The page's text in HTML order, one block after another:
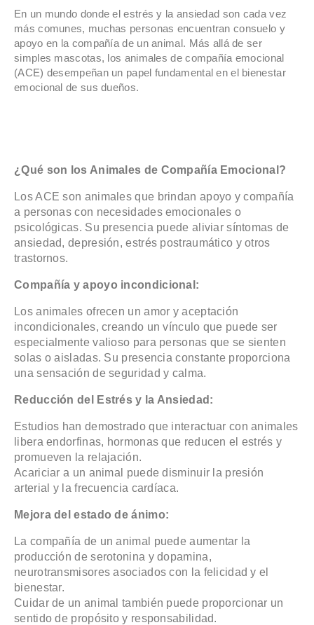
En un mundo donde el estrés y la ansiedad son cada vez
más comunes, muchas personas encuentran consuelo y
apoyo en la compañía de un animal. Más allá de ser
simples mascotas, los animales de compañía emocional
(ACE) desempeñan un papel fundamental en el bienestar
emocional de sus dueños.
¿Qué son los Animales de Compañía Emocional?
Los ACE son animales que brindan apoyo y compañía
a personas con necesidades emocionales o
psicológicas. Su presencia puede aliviar síntomas de
ansiedad, depresión, estrés postraumático y otros
trastornos.
Compañía y apoyo incondicional:
Los animales ofrecen un amor y aceptación
incondicionales, creando un vínculo que puede ser
especialmente valioso para personas que se sienten
solas o aisladas. Su presencia constante proporciona
una sensación de seguridad y calma.
Reducción del Estrés y la Ansiedad:
Estudios han demostrado que interactuar con animales
libera endorfinas, hormonas que reducen el estrés y
promueven la relajación.
Acariciar a un animal puede disminuir la presión
arterial y la frecuencia cardíaca.
Mejora del estado de ánimo:
La compañía de un animal puede aumentar la
producción de serotonina y dopamina,
neurotransmisores asociados con la felicidad y el
bienestar.
Cuidar de un animal también puede proporcionar un
sentido de propósito y responsabilidad.